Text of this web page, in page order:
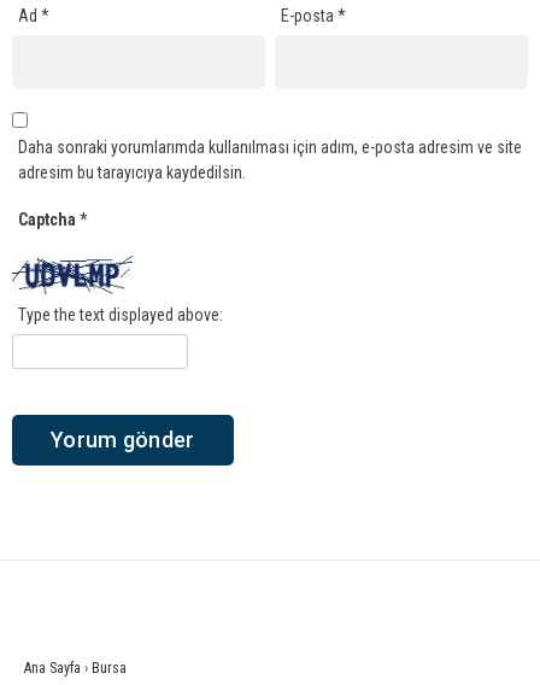
Ad * E-posta*
Daha sonraki yorumlarımda kullanılması için adım, e-posta adresim ve site
adresim bu tarayıcıya kaydedilsin.
Captcha *
Type the text displayed above:
Ana Sayfa › Bursa